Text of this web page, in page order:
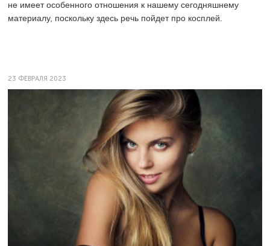
не имеет особенного отношения к нашему сегодняшнему
материалу, поскольку здесь речь пойдет про косплей.
23 ФЕВРАЛЯ 2023